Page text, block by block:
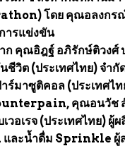
โดย คุณอลงกรณ์
ารแข่งขัน
ก คุณอิฎฐ์ อภิรักษ์ติวง
ชีวิต (ประเทศไทย) จำ
มาซูติคอล (ประเทศไ
คุณอนวัช
วอเรจ (ประเทศไทย)
ละน้ำดื่ม Sprinkle ผู้